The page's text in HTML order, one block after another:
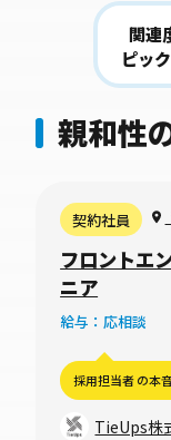
親和性
関連
ピッ
契約社員
田
ル
フロントエ
ニア
給与：応相談
採用担当者 の本音
TieUps株